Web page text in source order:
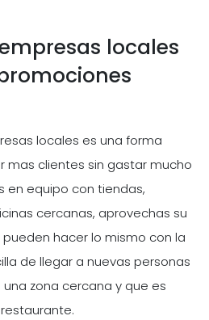
locales
locales es una forma
mas clientes sin gastar mucho
en equipo con tiendas,
cercanas, aprovechas su
hacer lo mismo con la
de llegar a nuevas personas
zona cercana y que es